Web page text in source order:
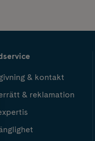
& kontakt
& reklamation